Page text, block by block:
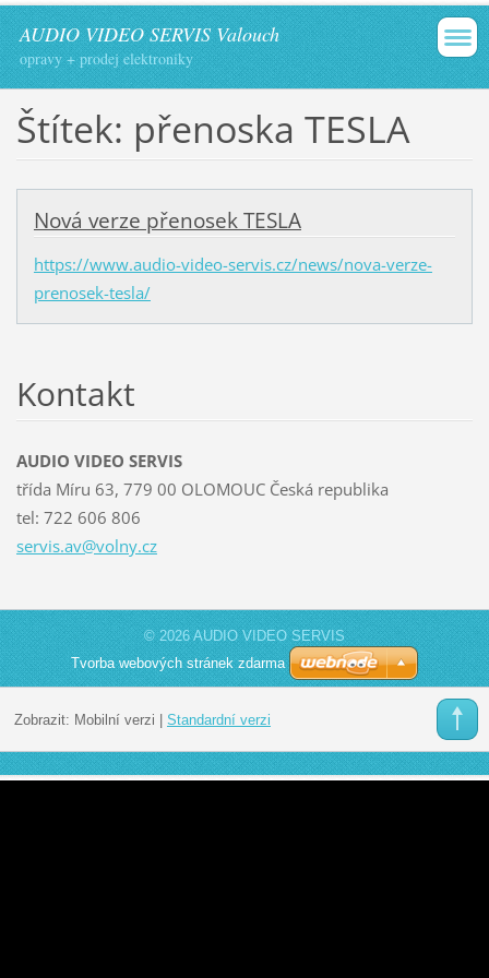
AUDIO VIDEO SERVIS Valouch
opravy + prodej elektroniky
Štítek: přenoska TESLA
Nová verze přenosek TESLA
https://www.audio-video-servis.cz/news/nova-verze-
prenosek-tesla/
Kontakt
AUDIO VIDEO SERVIS
třída Míru 63, 779 00 OLOMOUC Česká republika
tel: 722 606 806
servis.av@volny.cz
© 2026 AUDIO VIDEO SERVIS
Tvorba webových stránek zdarma
Zobrazit: Mobilní verzi Standardní verzi